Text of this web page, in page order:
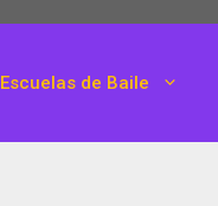
Escuelas de Baile